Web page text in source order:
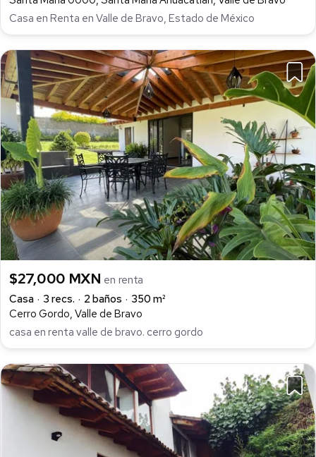
Casa en Renta en Valle de Bravo, Estado de México
$27,000 MXN en renta
Casa
3 recs. 2 baños
350 m²
Cerro Gordo, Valle de Bravo
casa en renta valle de bravo. cerro gordo